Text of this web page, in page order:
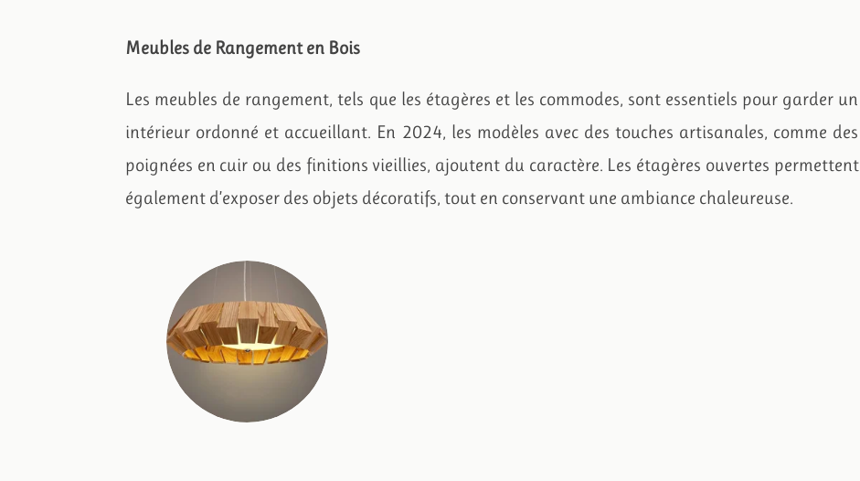
Meubles de Rangement en Bois
Les meubles de rangement, tels que les étagères et les commodes, sont essentiels pour garder un
intérieur ordonné et accueillant. En 2024, les modèles avec des touches artisanales, comme des
poignées en cuir ou des finitions vieillies, ajoutent du caractère. Les étagères ouvertes permettent
également d’exposer des objets décoratifs, tout en conservant une ambiance chaleureuse.